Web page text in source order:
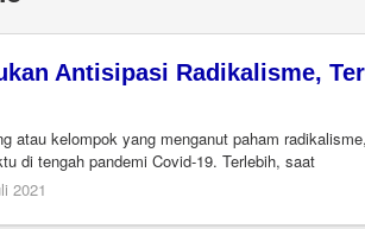
Antisipasi Radikalisme,
atau kelompok yang menganut paham
di tengah pandemi Covid-19. Terlebih, saat
2021